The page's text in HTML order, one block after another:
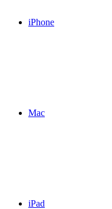
iPhone
Mac
iPad